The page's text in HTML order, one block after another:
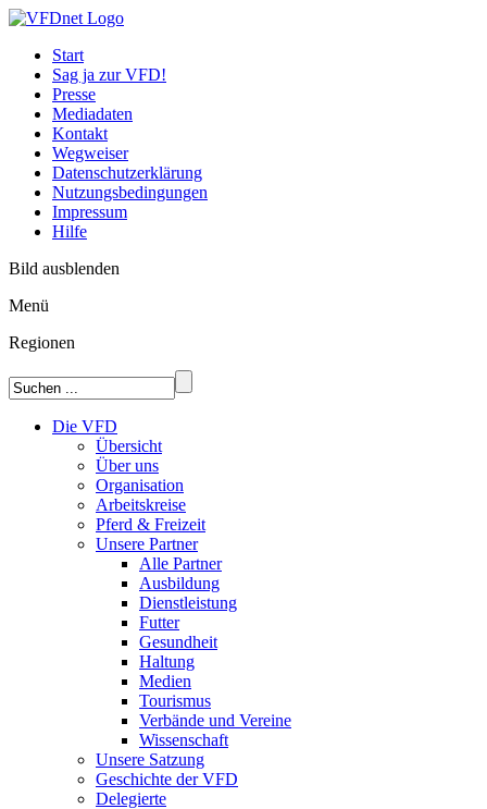
Start
Sag ja zur VFD!
Presse
Mediadaten
Kontakt
Wegweiser
Datenschutzerklärung
Nutzungsbedingungen
Impressum
Hilfe
Bild ausblenden
Menü
Regionen
Die VFD
Übersicht
Über uns
Organisation
Arbeitskreise
Pferd & Freizeit
Unsere Partner
Alle Partner
Ausbildung
Dienstleistung
Futter
Gesundheit
Haltung
Medien
Tourismus
Verbände und Vereine
Wissenschaft
Unsere Satzung
Geschichte der VFD
Delegierte